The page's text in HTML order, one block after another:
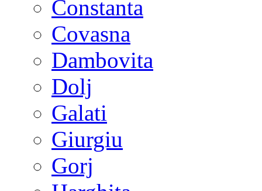
Constanta
Covasna
Dambovita
Dolj
Galati
Giurgiu
Gorj